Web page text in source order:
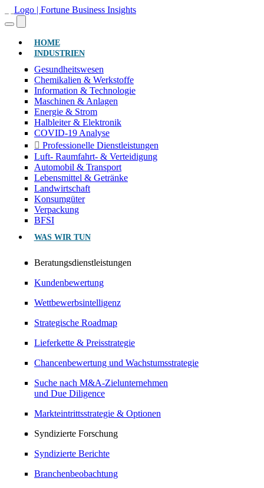
HOME(AKTUELL)
INDUSTRIEN
Gesundheitswesen
Chemikalien & Werkstoffe
Information & Technologie
Maschinen & Anlagen
Energie & Strom
Halbleiter & Elektronik
COVID-19 Analyse
Professionelle Dienstleistungen
Luft- Raumfahrt- & Verteidigung
Automobil & Transport
Lebensmittel & Getränke
Landwirtschaft
Konsumgüter
Verpackung
BFSI
WAS WIR TUN
Beratungsdienstleistungen
Kundenbewertung
Wettbewerbsintelligenz
Strategische Roadmap
Lieferkette & Preisstrategie
Chancenbewertung und Wachstumsstrategie
Suche nach M&A-Zielunternehmen
und Due Diligence
Markteintrittsstrategie & Optionen
Syndizierte Forschung
Syndizierte Berichte
Branchenbeobachtung